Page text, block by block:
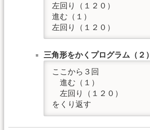
左回り（１２０）
進む（１）
左回り（１２０）
三角形をかくプログラム（２）
ここから３回
進む（１）
左回り（１２０）
をくり返す